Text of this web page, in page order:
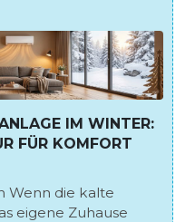
IM WINTER:
FÜR KOMFORT
Wenn die kalte
eigene Zuhause